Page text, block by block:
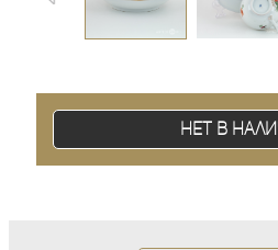
Нет в